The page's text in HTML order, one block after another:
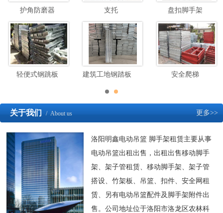
护角防磨器 支托 盘扣脚手架
轻便式钢跳板 安全爬梯
更多>>
关于我们/ About us
洛阳明鑫电动吊篮 脚手架租赁主要从事
电动吊篮出租出售，出租出售移动脚手
架、架子管租赁、移动脚手架、架子管
搭设、竹架板、吊篮、扣件、安全网租
赁、另有电动吊篮配件及脚手架附件出
售。公司地址位于洛阳市洛龙区农林科